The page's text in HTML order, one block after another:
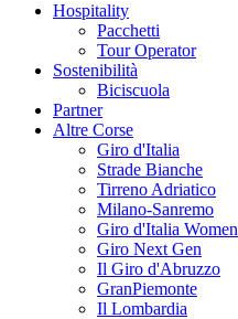
Hospitality
Pacchetti
Tour Operator
Sostenibilità
Biciscuola
Partner
Altre Corse
Giro d'Italia
Strade Bianche
Tirreno Adriatico
Milano-Sanremo
Giro d'Italia Women
Giro Next Gen
Il Giro d'Abruzzo
GranPiemonte
Il Lombardia